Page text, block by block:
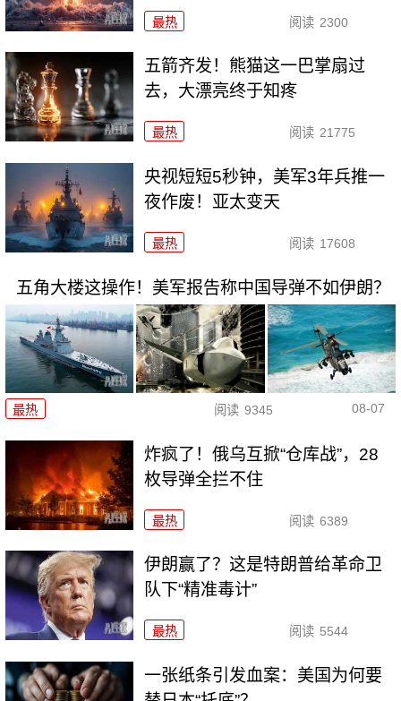
最热 阅读 2300
五箭齐发！熊猫这一巴掌扇过
去，大漂亮终于知疼
最热 阅读 21775
央视短短5秒钟，美军3年兵推一
夜作废！亚太变天
最热 阅读 17608
五角大楼这操作！美军报告称中国导弹不如伊朗？
最热 阅读 9345 08-07
炸疯了！俄乌互掀“仓库战”，28
枚导弹全拦不住
最热 阅读 6389
伊朗赢了？这是特朗普给革命卫
队下“精准毒计”
最热 阅读 5544
一张纸条引发血案：美国为何要